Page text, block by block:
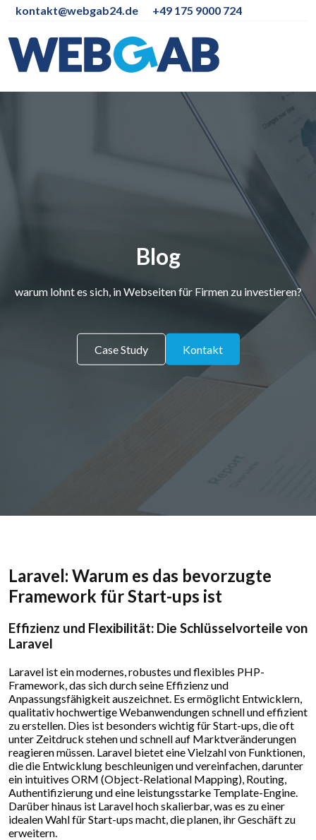
kontakt@webgab24.de +49 175 9000 724
Blog
warum lohnt es sich, in Webseiten für Firmen zu investieren?
Case Study Kontakt
Laravel: Warum es das bevorzugte
Framework für Start-ups ist
Effizienz und Flexibilität: Die Schlüsselvorteile von
Laravel
Laravel ist ein modernes, robustes und flexibles PHP-
Framework, das sich durch seine Effizienz und
Anpassungsfähigkeit auszeichnet. Es ermöglicht Entwicklern,
qualitativ hochwertige Webanwendungen schnell und effizient
zu erstellen. Dies ist besonders wichtig für Start-ups, die oft
unter Zeitdruck stehen und schnell auf Marktveränderungen
reagieren müssen. Laravel bietet eine Vielzahl von Funktionen,
die die Entwicklung beschleunigen und vereinfachen, darunter
ein intuitives ORM (Object-Relational Mapping), Routing,
Authentifizierung und eine leistungsstarke Template-Engine.
Darüber hinaus ist Laravel hoch skalierbar, was es zu einer
idealen Wahl für Start-ups macht, die planen, ihr Geschäft zu
erweitern.